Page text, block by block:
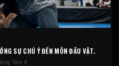
SỰ CHÚ Ý ĐẾN MÔN ĐẤU VẬT.
Tám 6